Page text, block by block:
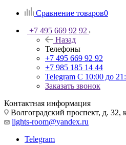
Сравнение товаров0
+7 495 669 92 92
Назад
Телефоны
+7 495 669 92 92
+7 985 185 14 44
Telegram С 10:00 до
Заказать звонок
Контактная информация
Волгоградский проспект, д. 32,
lights-room@yandex.ru
Telegram